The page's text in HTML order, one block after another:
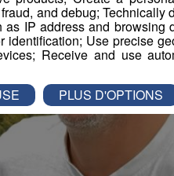
and debug; Technically
IP address and browsing
Use precise
Receive and use
PLUS D'OPTIONS